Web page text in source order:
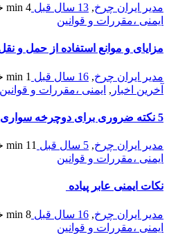
مدیر ایران چرخ, 13 سال قبل 4 min
ایمنی ،مقررات و قوانین
مزایای و موانع استفاده از حمل و
مدیر ایران چرخ, 16 سال قبل 1 min
آخرین اخبار , ایمنی ،مقررات و قوانین
5 نکته ضروری برای دوچرخه سواری ایمن
مدیر ایران چرخ, 5 سال قبل 11 min
ایمنی ،مقررات و قوانین
نکات ایمنی عابر پیاده
مدیر ایران چرخ, 16 سال قبل 8 min
ایمنی ،مقررات و قوانین